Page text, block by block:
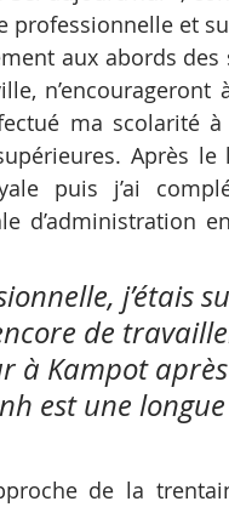
professionnelle et
aux abords
n’encourageront
ma scolarité
Après le
puis j’ai
d’administration
j’étais
de
à Kampot
est une longue
de la